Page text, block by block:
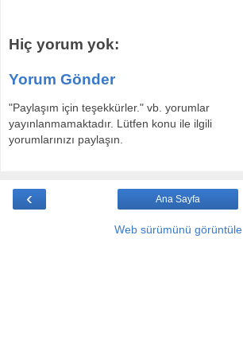
Hiç yorum yok:
Yorum Gönder
"Paylaşım için teşekkürler." vb. yorumlar
yayınlanmamaktadır. Lütfen konu ile ilgili
yorumlarınızı paylaşın.
‹ Ana Sayfa
Web sürümünü görüntüle